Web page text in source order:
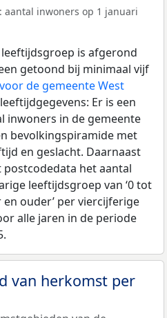
inwoners op 1 januari
is afgerond
getoond bij minimaal vijf
de gemeente West
Er is een
inwoners in de gemeente
bevolkingspiramide met
en geslacht. Daarnaast
het aantal
leeftijdsgroep van ‘0 tot
en ouder’ per viercijferige
alle jaren in de periode
van herkomst per